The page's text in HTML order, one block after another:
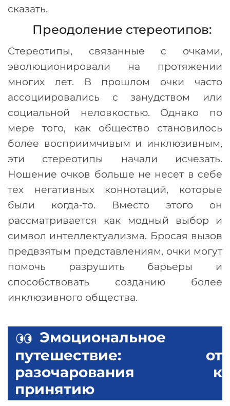
сказать.
Преодоление стереотипов:
Стереотипы, связанные с очками,
эволюционировали на протяжении
многих лет. В прошлом очки часто
ассоциировались с занудством или
социальной неловкостью. Однако по
мере того, как общество становилось
более восприимчивым и инклюзивным,
эти стереотипы начали исчезать.
Ношение очков больше не несет в себе
тех негативных коннотаций, которые
были когда-то. Вместо этого он
рассматривается как модный выбор и
символ интеллектуализма. Бросая вызов
предвзятым представлениям, очки могут
помочь разрушить барьеры и
способствовать созданию более
инклюзивного общества.
Эмоциональное
путешествие: от
разочарования к
принятию